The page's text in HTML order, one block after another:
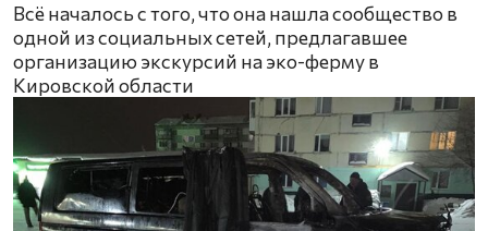
Всё началось с того, что она нашла сообщество в
одной из социальных сетей, предлагавшее
организацию экскурсий на эко-ферму в
Кировской области